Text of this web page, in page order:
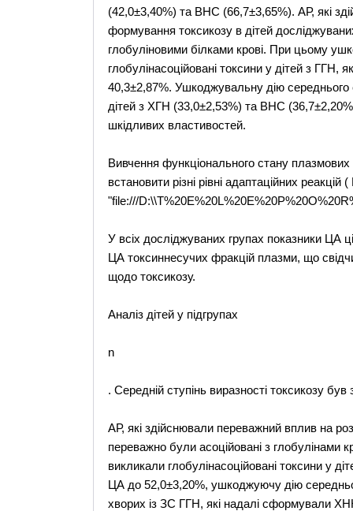
(42,0±3,40%) та ВНС (66,7±3,65%). АР, які
формування токсикозу в дітей
глобуліновими білками крові. При цьому
глобулінасоційовані токсини у дітей з
40,3±2,87%. Ушкоджувальну дію середнього
дітей з ХГН (33,0±2,53%) та ВНС
шкідливих властивостей.
Вивчення функціонального стану
встановити різні рівні адаптаційних реакцій
"file:///
У всіх досліджуваних групах показники ЦА
ЦА токсиннесучих фракцій плазми, що
щодо токсикозу.
Аналіз дітей у підгрупах
n
. Середній ступінь виразності токсикозу
АР, які здійснювали переважний вплив на
переважно були асоційовані з
викликали глобулінасоційовані токсини у
ЦА до 52,0±3,20%, ушкоджуючу дію
хворих із ЗС ГГН, які надалі сформували